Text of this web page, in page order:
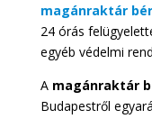
magánraktár
24 órás
egyéb védelmi
A magánraktár
Budapestről